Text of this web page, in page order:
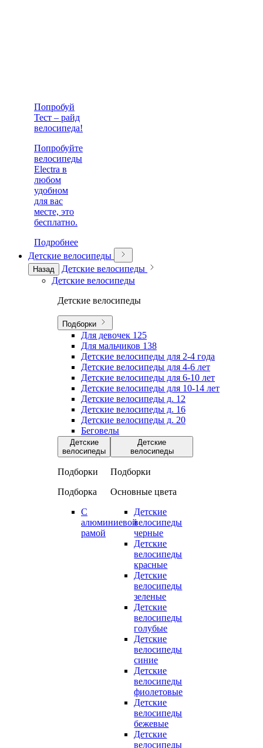
Попробуй
Тест – райд
велосипеда!
Попробуйте
велосипеды
Electra в
любом
удобном
для вас
месте, это
бесплатно.
Подробнее
Детские велосипеды
Назад
Детские велосипеды
Детские велосипеды
Детские велосипеды
Подборки
Для девочек 125
Для мальчиков 138
Детские велосипеды для 2-4 года
Детские велосипеды для 4-6 лет
Детские велосипеды для 6-10 лет
Детские велосипеды для 10-14 лет
Детские велосипеды д. 12
Детские велосипеды д. 16
Детские велосипеды д. 20
Беговелы
Детские
велосипеды
Подборки
Подборка
С
алюминиевой
рамой
Детские
велосипеды
Подборки
Основные цвета
Детские
велосипеды
черные
Детские
велосипеды
красные
Детские
велосипеды
зеленые
Детские
велосипеды
голубые
Детские
велосипеды
синие
Детские
велосипеды
фиолетовые
Детские
велосипеды
бежевые
Детские
велосипеды